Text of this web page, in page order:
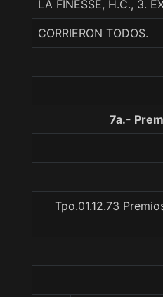
LA FINESSE, H.C., 3.
CORRIERON TODOS.
7a.-
Tpo.01.12.73